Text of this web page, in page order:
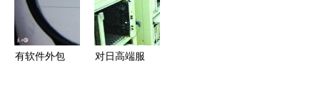
解决五大痛
点
有软件外包
对日高端服